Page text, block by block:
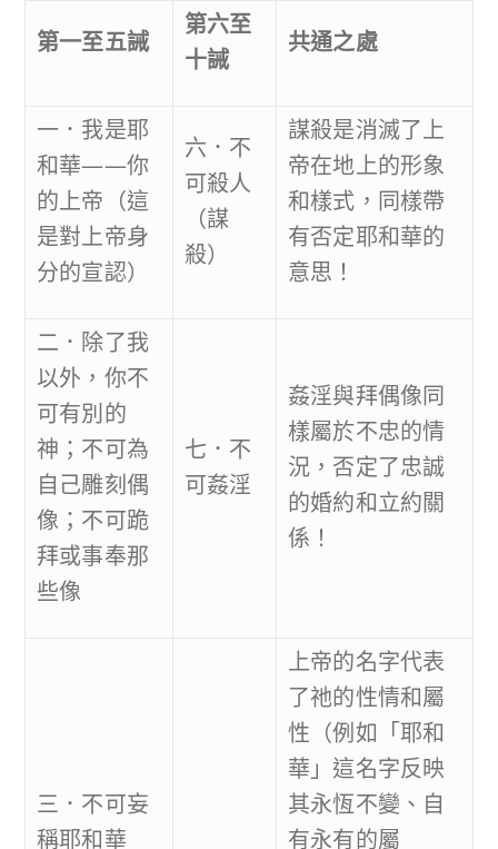
第一至五誡
第六至
十誡
共通之處
一．我是耶
和華——你
的上帝（這
是對上帝身
分的宣認）
六．不
可殺人
（謀
殺）
謀殺是消滅了上
帝在地上的形象
和樣式，同樣帶
有否定耶和華的
意思！
二．除了我
以外，你不
可有別的
神；不可為
自己雕刻偶
像；不可跪
拜或事奉那
些像
七．不
可姦淫
姦淫與拜偶像同
樣屬於不忠的情
況，否定了忠誠
的婚約和立約關
係！
三．不可妄
稱耶和華
上帝的名字代表
了祂的性情和屬
性（例如「耶和
華」這名字反映
其永恆不變、自
有永有的屬